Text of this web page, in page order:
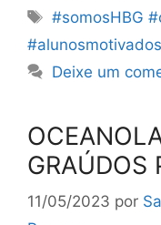
Etiquetas
#somosHBG
#alunosmotivados
Deixe um
GRAÚDOS
11/05/2023 por